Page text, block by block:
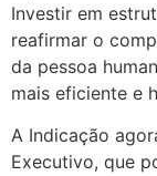
Investir em
reafirmar o
da pessoa
mais eficiente e
A Indicação
Executivo, que